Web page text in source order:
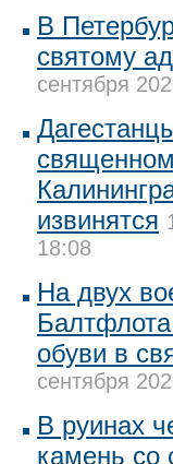
В
святому
сентября
извинятся
18:08
На двух
обуви в
сентября
В руинах
камень со